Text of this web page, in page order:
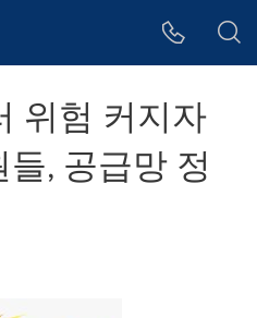
위험 커지자
, 공급망 정